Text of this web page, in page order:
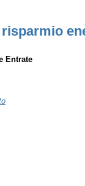
Entrate